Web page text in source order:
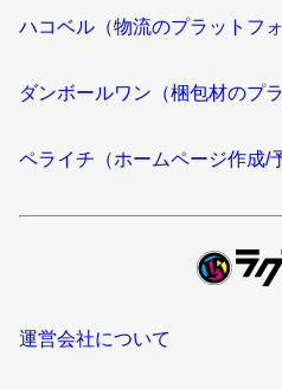
ハコベル（物流のプラットフォ
ダンボールワン（梱包材のプ
ペライチ（ホームページ作成/
運営会社について